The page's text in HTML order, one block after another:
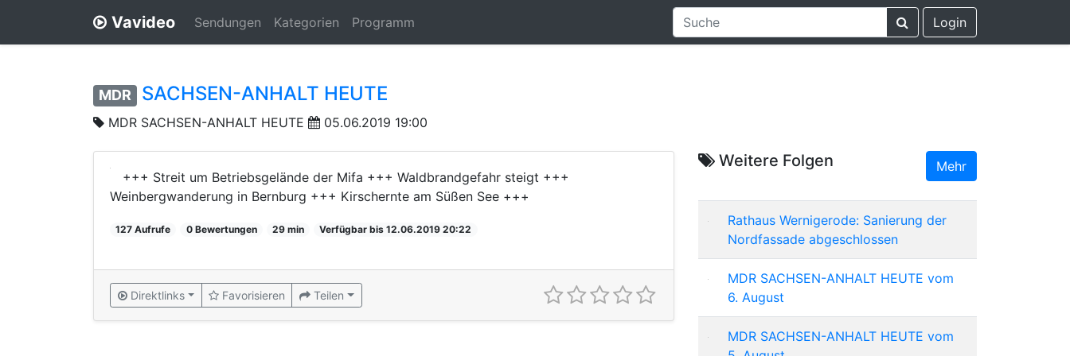
Vavideo Sendungen Kategorien Programm Login
MDR SACHSEN-ANHALT HEUTE
MDR SACHSEN-ANHALT HEUTE 05.06.2019 19:00
+++ Streit um Betriebsgelände der Mifa +++ Waldbrandgefahr steigt +++
Weinbergwanderung in Bernburg +++ Kirschernte am Süßen See +++
127 Aufrufe 0 Bewertungen 29 min Verfügbar bis 12.06.2019 20:22
Direktlinks Favorisieren Teilen
Weitere Folgen Mehr
Rathaus Wernigerode: Sanierung der
Nordfassade abgeschlossen
MDR SACHSEN-ANHALT HEUTE vom
6. August
MDR SACHSEN-ANHALT HEUTE vom